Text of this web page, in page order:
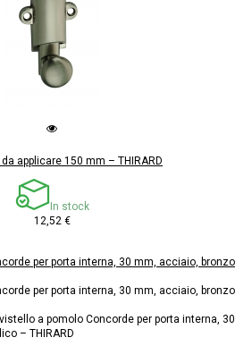
applicare 150 mm – THIRARD
In stock
12,52 €